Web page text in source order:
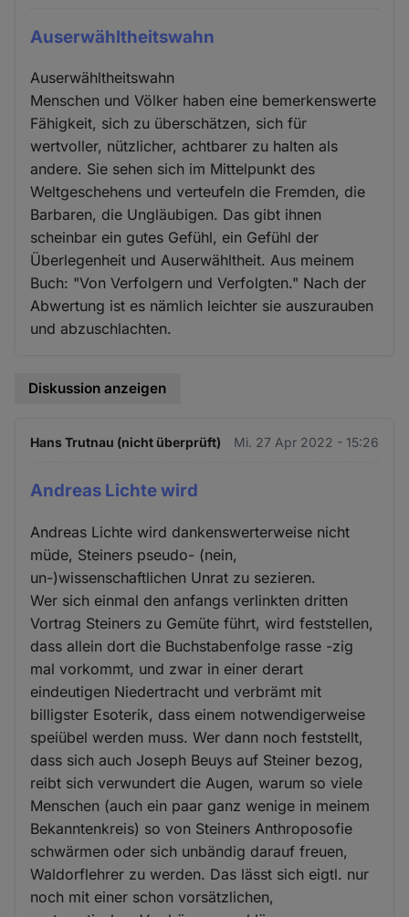
Auserwähltheitswahn
Auserwähltheitswahn
Menschen und Völker haben eine bemerkenswerte
Fähigkeit, sich zu überschätzen, sich für
wertvoller, nützlicher, achtbarer zu halten als
andere. Sie sehen sich im Mittelpunkt des
Weltgeschehens und verteufeln die Fremden, die
Barbaren, die Ungläubigen. Das gibt ihnen
scheinbar ein gutes Gefühl, ein Gefühl der
Überlegenheit und Auserwähltheit. Aus meinem
Buch: "Von Verfolgern und Verfolgten." Nach der
Abwertung ist es nämlich leichter sie auszurauben
und abzuschlachten.
Diskussion anzeigen
Hans Trutnau (nicht überprüft) Mi. 27 Apr 2022 - 15:26
Andreas Lichte wird
Andreas Lichte wird dankenswerterweise nicht
müde, Steiners pseudo- (nein,
un-)wissenschaftlichen Unrat zu sezieren.
Wer sich einmal den anfangs verlinkten dritten
Vortrag Steiners zu Gemüte führt, wird feststellen,
dass allein dort die Buchstabenfolge rasse -zig
mal vorkommt, und zwar in einer derart
eindeutigen Niedertracht und verbrämt mit
billigster Esoterik, dass einem notwendigerweise
speiübel werden muss. Wer dann noch feststellt,
dass sich auch Joseph Beuys auf Steiner bezog,
reibt sich verwundert die Augen, warum so viele
Menschen (auch ein paar ganz wenige in meinem
Bekanntenkreis) so von Steiners Anthroposofie
schwärmen oder sich unbändig darauf freuen,
Waldorflehrer zu werden. Das lässt sich eigtl. nur
noch mit einer schon vorsätzlichen,